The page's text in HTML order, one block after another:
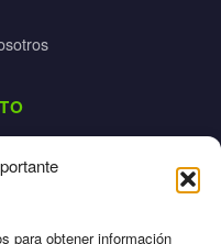
para obtener información